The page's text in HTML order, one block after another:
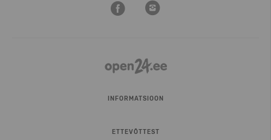
INFORMATSIOON
ETTEVÕTTEST